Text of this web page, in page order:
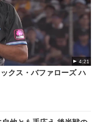
4:21
クス・バファローズ ハ